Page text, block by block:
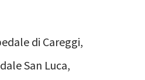
di Careggi,
San Luca,